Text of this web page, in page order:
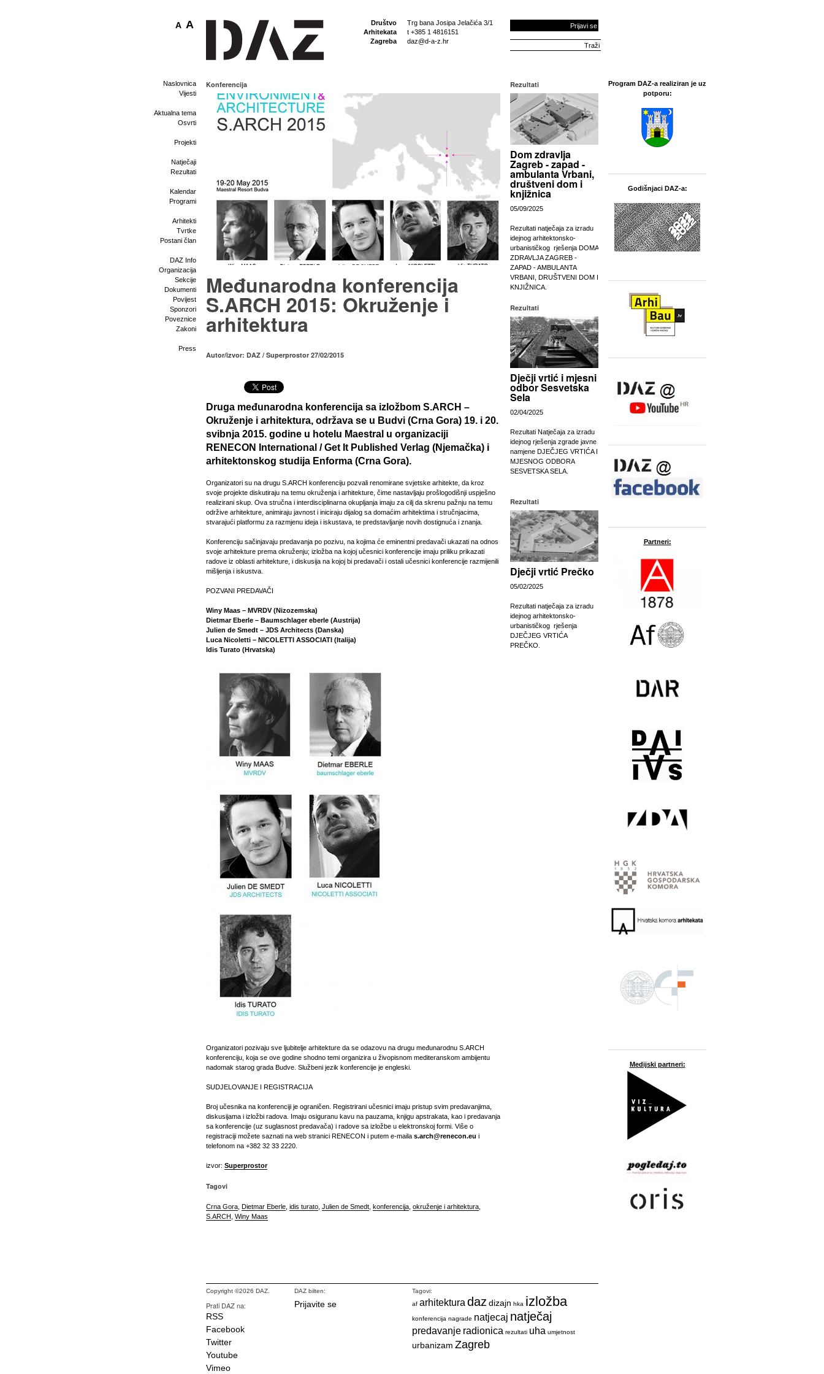
Društvo
Arhitekata
Zagreba
Trg bana Josipa Jelačića 3/1
t +385 1 4816151
daz@d-a-z.hr
Prijavi se
A A
Naslovnica
Vijesti
Aktualna tema
Osvrti
Projekti
Natječaji
Rezultati
Kalendar
Programi
Arhitekti
Tvrtke
Postani član
DAZ Info
Organizacija
Sekcije
Dokumenti
Povijest
Sponzori
Poveznice
Zakoni
Press
Konferencija
Međunarodna konferencija
S.ARCH 2015: Okruženje i
arhitektura
Autor/izvor: DAZ / Superprostor 27/02/2015
Druga međunarodna konferencija sa izložbom S.ARCH –
Okruženje i arhitektura, održava se u Budvi (Crna Gora) 19. i 20.
svibnja 2015. godine u hotelu Maestral u organizaciji
RENECON International / Get It Published Verlag (Njemačka) i
arhitektonskog studija Enforma (Crna Gora).
Organizatori su na drugu S.ARCH konferenciju pozvali renomirane svjetske arhitekte, da kroz
svoje projekte diskutiraju na temu okruženja i arhitekture, čime nastavljaju prošlogodišnji uspješno
realizirani skup. Ova stručna i interdisciplinarna okupljanja imaju za cilj da skrenu pažnju na temu
održive arhitekture, animiraju javnost i iniciraju dijalog sa domaćim arhitektima i stručnjacima,
stvarajući platformu za razmjenu ideja i iskustava, te predstavljanje novih dostignuća i znanja.
Konferenciju sačinjavaju predavanja po pozivu, na kojima će eminentni predavači ukazati na odnos
svoje arhitekture prema okruženju; izložba na kojoj učesnici konferencije imaju priliku prikazati
radove iz oblasti arhitekture, i diskusija na kojoj bi predavači i ostali učesnici konferencije razmijenili
mišljenja i iskustva.
POZVANI PREDAVAČI
Winy Maas – MVRDV (Nizozemska)
Dietmar Eberle – Baumschlager eberle (Austrija)
Julien de Smedt – JDS Architects (Danska)
Luca Nicoletti – NICOLETTI ASSOCIATI (Italija)
Idis Turato (Hrvatska)
Organizatori pozivaju sve ljubitelje arhitekture da se odazovu na drugu međunarodnu S.ARCH
konferenciju, koja se ove godine shodno temi organizira u živopisnom mediteranskom ambijentu
nadomak starog grada Budve. Službeni jezik konferencije je engleski.
SUDJELOVANJE I REGISTRACIJA
Broj učesnika na konferenciji je ograničen. Registrirani učesnici imaju pristup svim predavanjima,
diskusijama i izložbi radova. Imaju osiguranu kavu na pauzama, knjigu apstrakata, kao i predavanja
sa konferencije (uz suglasnost predavača) i radove sa izložbe u elektronskoj formi. Više o
registraciji možete saznati na web stranici RENECON i putem e-maila s.arch@renecon.eu i
telefonom na +382 32 33 2220.
izvor: Superprostor
Tagovi
Crna Gora Dietmar Eberle idis turato Julien de Smedt konferencija okruženje i arhitektura
S.ARCH Winy Maas
Rezultati
Dom zdravlja
Zagreb - zapad -
ambulanta Vrbani,
društveni dom i
knjižnica
05/09/2025
Rezultati natječaja za izradu
idejnog arhitektonsko-
urbanističkog rješenja DOMA
ZDRAVLJA ZAGREB -
ZAPAD - AMBULANTA
VRBANI, DRUŠTVENI DOM I
KNJIŽNICA.
Rezultati
Dječji vrtić i mjesni
odbor Sesvetska
Sela
02/04/2025
Rezultati Natječaja za izradu
idejnog rješenja zgrade javne
namjene DJEČJEG VRTIĆA I
MJESNOG ODBORA
SESVETSKA SELA.
Rezultati
Dječji vrtić Prečko
05/02/2025
Rezultati natječaja za izradu
idejnog arhitektonsko-
urbanističkog rješenja
DJEČJEG VRTIĆA
PREČKO.
Program DAZ-a realiziran je uz
potporu:
Godišnjaci DAZ-a:
Partneri:
Medijski partneri:
Copyright ©2026 DAZ.
Prati DAZ na:
RSS
Facebook
Twitter
Youtube
Vimeo
DAZ bilten:
Prijavite se
Tagovi:
af arhitektura daz dizajn hka izložba
konferencija nagrade natjecaj natječaj
predavanje radionica rezultati uha umjetnost
urbanizam Zagreb